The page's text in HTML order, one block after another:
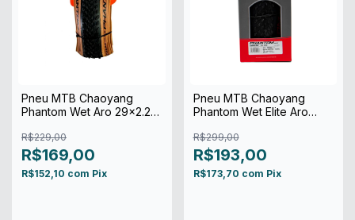
Pneu MTB Chaoyang
Phantom Wet Aro 29x2.20
R$229,00
R$169,00
R$152,10 com Pix
Pneu MTB Chaoyang
Phantom Wet Elite Aro
R$299,00
R$193,00
R$173,70 com Pix